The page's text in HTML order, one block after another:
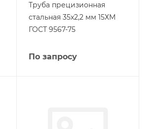
Труба прецизионная
стальная 35х2,2 мм 15ХМ
ГОСТ 9567-75
По запросу